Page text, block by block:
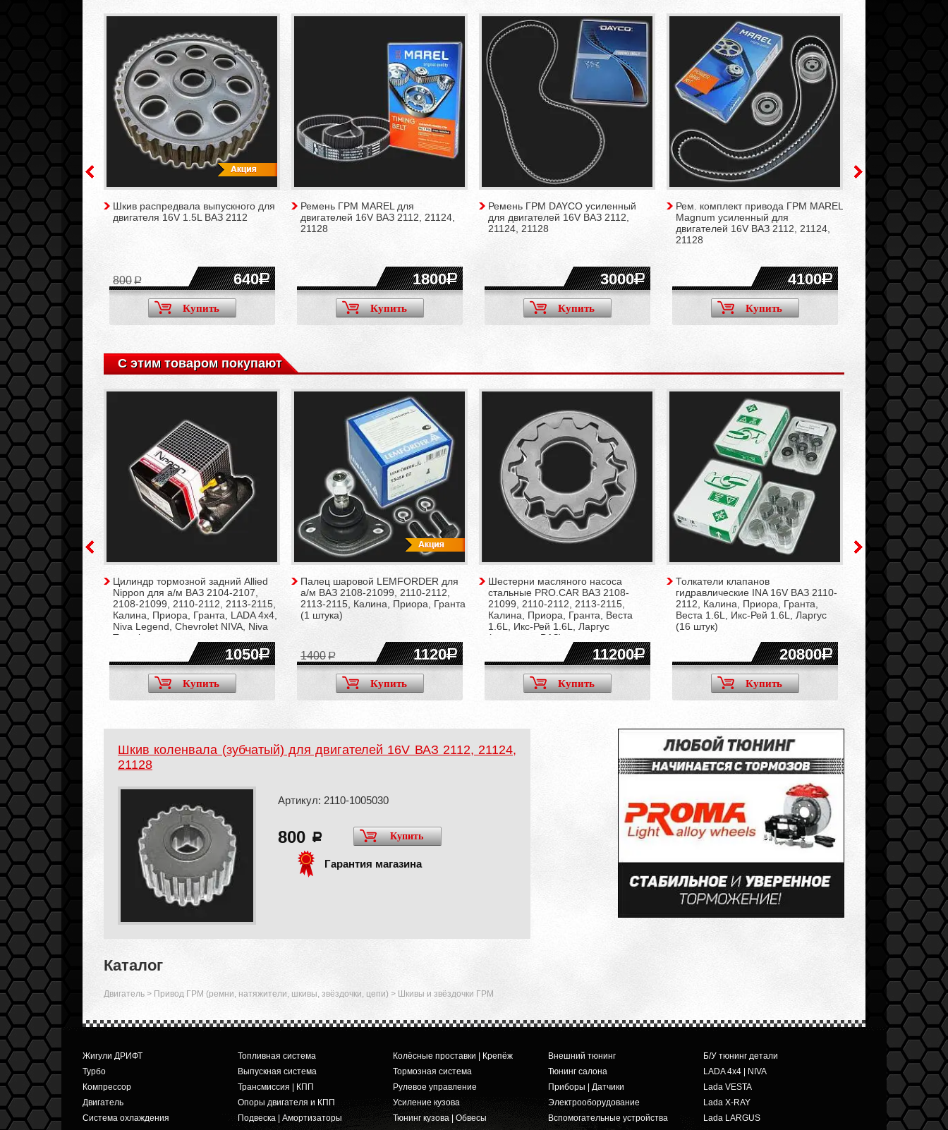
усиленный для
2112, 21124,
2800
Шкив распредвала выпускного для
двигателя 16V 1.5L ВАЗ 2112
640
800
Купить
Ремень ГРМ MAREL для
двигателей 16V ВАЗ 2112, 21124,
21128
1800
Купить
Ремень ГРМ DAYCO усиленный
для двигателей 16V ВАЗ 2112,
21124, 21128
3000
Купить
Рем. комплект привода ГРМ MAREL
Magnum усиленный для
двигателей 16V ВАЗ 2112, 21124,
21128
4100
Купить
Рем. комплект
Standard для
2112, 21124,
3650
С этим товаром покупают
для а/м ВАЗ
2112, 2113-2115,
(4 штуки)
600
Цилиндр тормозной задний Allied
Nippon для а/м ВАЗ 2104-2107,
2108-21099, 2110-2112, 2113-2115,
Калина, Приора, Гранта, LADA 4x4,
Niva Legend, Chevrolet NIVA, Niva
Travel
1050
Купить
Палец шаровой LEMFORDER для
а/м ВАЗ 2108-21099, 2110-2112,
2113-2115, Калина, Приора, Гранта
(1 штука)
1120
1400
Купить
Шестерни масляного насоса
стальные PRO.CAR ВАЗ 2108-
21099, 2110-2112, 2113-2115,
Калина, Приора, Гранта, Веста
1.6L, Икс-Рей 1.6L, Ларгус
(двигатель ВАЗ)
11200
Купить
Толкатели клапанов
гидравлические INA 16V ВАЗ 2110-
2112, Калина, Приора, Гранта,
Веста 1.6L, Икс-Рей 1.6L, Ларгус
(16 штук)
20800
Купить
Картер
(подвижная
2108-21099,
Калина, Приора,
Ларгус
Шкив коленвала (зубчатый) для двигателей 16V ВАЗ 2112, 21124,
21128
Артикул: 2110-1005030
800 a Купить
Гарантия магазина
Каталог
Двигатель > Привод ГРМ (ремни, натяжители, шкивы, звёздочки, цепи) > Шкивы и звёздочки ГРМ
Жигули ДРИФТ
Турбо
Компрессор
Двигатель
Система охлаждения
Топливная система
Выпускная система
Трансмиссия | КПП
Опоры двигателя и КПП
Подвеска | Амортизаторы
Колёсные проставки | Крепёж
Тормозная система
Рулевое управление
Усиление кузова
Тюнинг кузова | Обвесы
Внешний тюнинг
Тюнинг салона
Приборы | Датчики
Электрооборудование
Вспомогательные устройства
Б/У тюнинг детали
LADA 4x4 | NIVA
Lada VESTA
Lada X-RAY
Lada LARGUS